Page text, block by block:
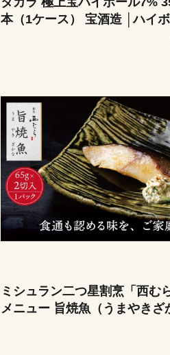
本（1ケース） 宝酒造 │ハイボール 焼酎
酎ハイ タンチュー 家飲み 晩
の日 母の日 お中元 お歳暮 お
ミシュラン二つ星割烹「西む
メニュー 旨焼魚（うまやきざ
味噌味・銀鱈（ぎんだら）
1パック│銀ダラ西京漬け 切り